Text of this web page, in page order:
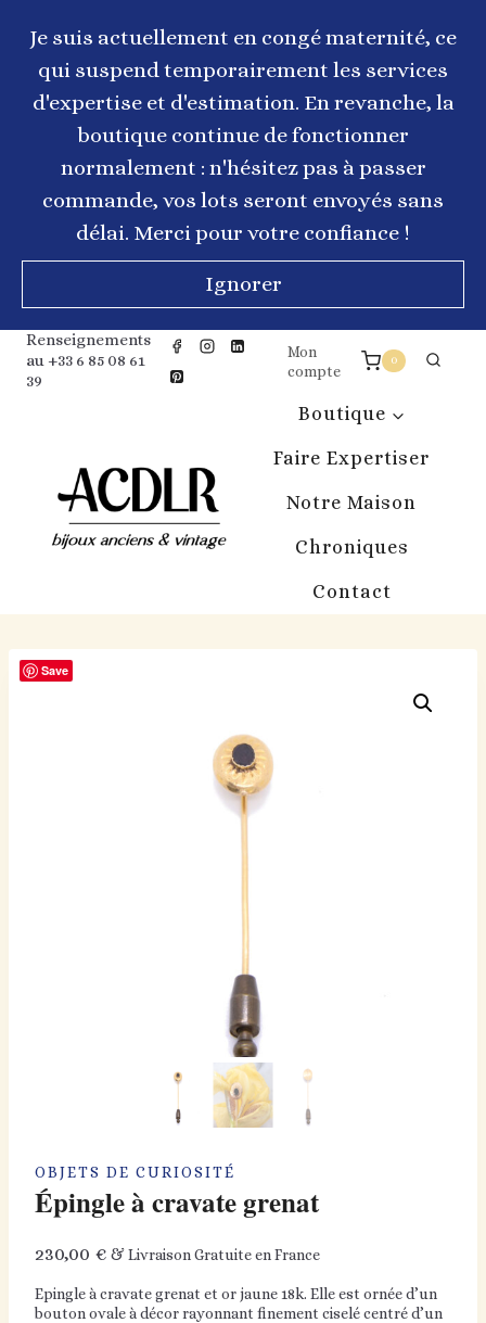
contenuJe suis actuellement en congé maternité, ce
qui suspend temporairement les services
d'expertise et d'estimation. En revanche, la
boutique continue de fonctionner
normalement : n'hésitez pas à passer
commande, vos lots seront envoyés sans
délai. Merci pour votre confiance !
Ignorer
Renseignements
au +33 6 85 08 61
39
Mon
compte
0
Boutique
Faire Expertiser
Notre Maison
Chroniques
Contact
Save
OBJETS DE CURIOSITÉ
Épingle à cravate grenat
230,00 € & Livraison Gratuite en France
Epingle à cravate grenat et or jaune 18k. Elle est ornée d’un
bouton ovale à décor rayonnant finement ciselé centré d’un